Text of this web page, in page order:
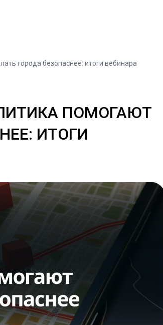
города безопаснее: итоги вебинара
ПОМОГАЮТ
ИТОГИ